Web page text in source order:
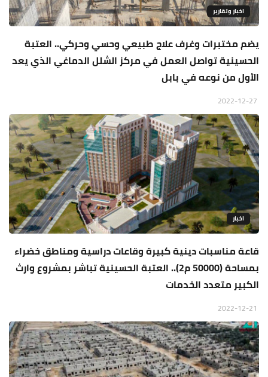
اخبار وتقارير
يضم مختبرات وغرف علاج طبيعي وحسي وحركي.. العتبة
الحسينية تواصل العمل في مركز الشلل الدماغي الذي يعد
الأول من نوعه في بابل
اخبار
قاعة مناسبات دينية كبيرة وقاعات دراسية ومناطق خضراء
بمساحة (50000 م2).. العتبة الحسينية تباشر بمشروع وارث
الكبير متعدد الخدمات